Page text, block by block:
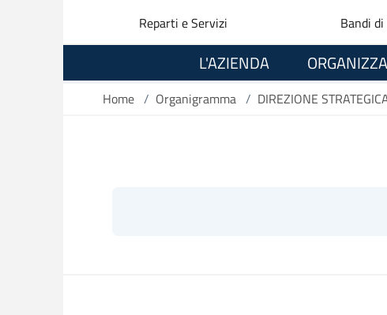
Reparti e Servizi Bandi di
L'AZIENDA
Home / Organigramma / DIREZIONE